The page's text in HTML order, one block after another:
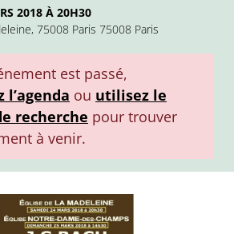
2018 À 20H30
75008 Paris 75008 Paris
est passé,
l’agenda ou utilisez le
recherche pour trouver
à venir.